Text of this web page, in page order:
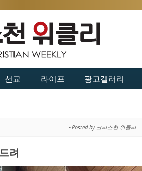
선교 라이프 광고갤러리
• Posted by 크리스천 위클리
려